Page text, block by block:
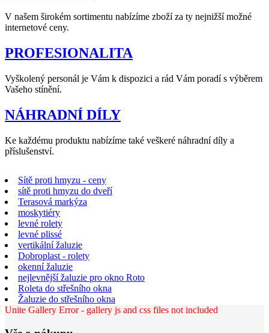
V našem širokém sortimentu nabízíme zboží za ty nejnižší možné
internetové ceny.
PROFESIONALITA
Vyškolený personál je Vám k dispozici a rád Vám poradí s výběrem
Vašeho stínění.
NÁHRADNÍ DÍLY
Ke každému produktu nabízíme také veškeré náhradní díly a
příslušenství.
Sítě proti hmyzu - ceny
sítě proti hmyzu do dveří
Terasová markýza
moskytiéry
levné rolety
levné plissé
vertikální žaluzie
Dobroplast - rolety
okenní žaluzie
nejlevnější žaluzie pro okno Roto
Roleta do střešního okna
Žaluzie do střešního okna
Unite Gallery Error - gallery js and css files not included